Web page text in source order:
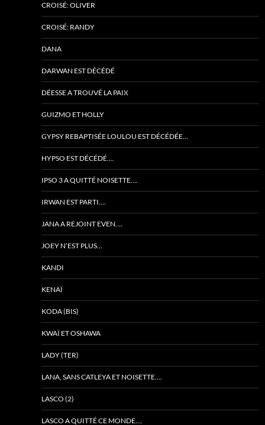
CROISÉ: OLIVER
CROISÉ: RANDY
DANA
DARWAN EST DÉCÉDÉ
DÉESSE A TROUVÉ LA PAIX
GUIZMO ET HOLLY
GYPSY REBAPTISÉE LOULOU EST DÉCÉDÉE…
HYPSO EST DÉCÉDÉ….
IPSO 3 A QUITTÉ NOISETTE….
IRWAN EST PARTI….
JANA A REJOINT EVEN….
JOEY N’EST PLUS…
KANDI
KENAÏ
KODA (BIS)
KWAÏ ET OSHAWA
LADY (TER)
LANA, SANS CATLEYA ET NOISETTE….
LASCO (2)
LASCO A QUITTÉ CE MONDE….